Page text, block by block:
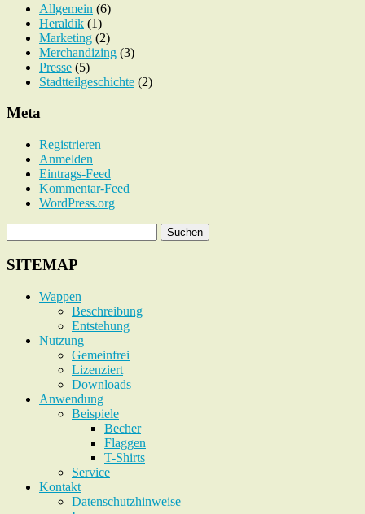
Allgemein (6)
Heraldik (1)
Marketing (2)
Merchandizing (3)
Presse (5)
Stadtteilgeschichte (2)
Meta
Registrieren
Anmelden
Eintrags-Feed
Kommentar-Feed
WordPress.org
SITEMAP
Wappen
Beschreibung
Entstehung
Nutzung
Gemeinfrei
Lizenziert
Downloads
Anwendung
Beispiele
Becher
Flaggen
T-Shirts
Service
Kontakt
Datenschutzhinweise